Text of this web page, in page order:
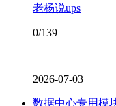
老杨说ups
0/139
2026-07-03
数据中心专用模